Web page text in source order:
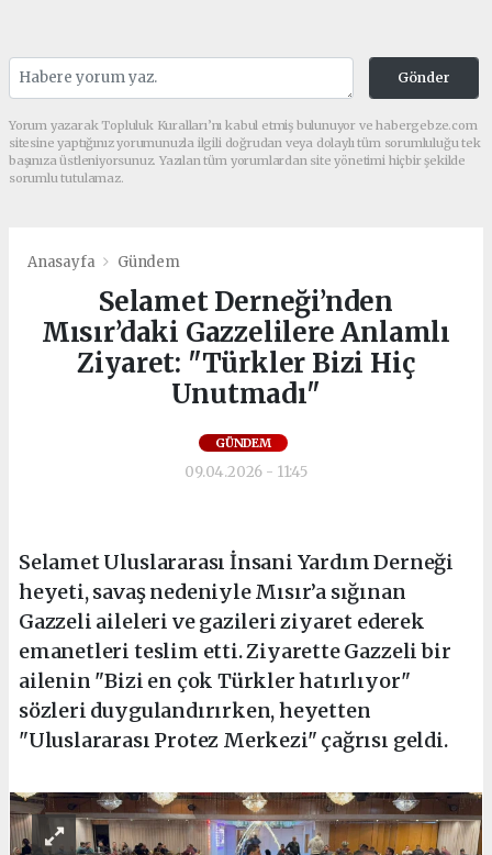
Gönder
Yorum yazarak Topluluk Kuralları’nı kabul etmiş bulunuyor ve habergebze.com
sitesine yaptığınız yorumunuzla ilgili doğrudan veya dolaylı tüm sorumluluğu tek
başınıza üstleniyorsunuz. Yazılan tüm yorumlardan site yönetimi hiçbir şekilde
sorumlu tutulamaz.
Anasayfa Gündem
Selamet Derneği’nden
Mısır’daki Gazzelilere Anlamlı
Ziyaret: "Türkler Bizi Hiç
Unutmadı"
GÜNDEM
09.04.2026 - 11:45
Selamet Uluslararası İnsani Yardım Derneği
heyeti, savaş nedeniyle Mısır’a sığınan
Gazzeli aileleri ve gazileri ziyaret ederek
emanetleri teslim etti. Ziyarette Gazzeli bir
ailenin "Bizi en çok Türkler hatırlıyor"
sözleri duygulandırırken, heyetten
"Uluslararası Protez Merkezi" çağrısı geldi.